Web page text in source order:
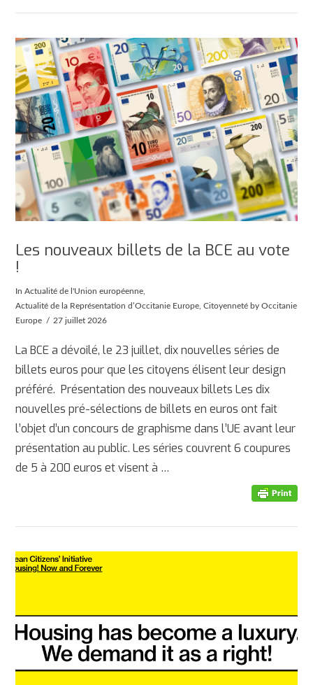
Les nouveaux billets de la BCE au vote
!
InActualité de l'Union européenne
Actualité de la Représentation d’Occitanie Europe ,Citoyenneté by Occitanie
Europe
27 juillet 2026
La BCE a dévoilé, le 23 juillet, dix nouvelles séries de
billets euros pour que les citoyens élisent leur design
préféré. Présentation des nouveaux billets Les dix
nouvelles pré-sélections de billets en euros ont fait
l’objet d’un concours de graphisme dans l’UE avant leur
présentation au public. Les séries couvrent 6 coupures
de 5 à 200 euros et visent à …